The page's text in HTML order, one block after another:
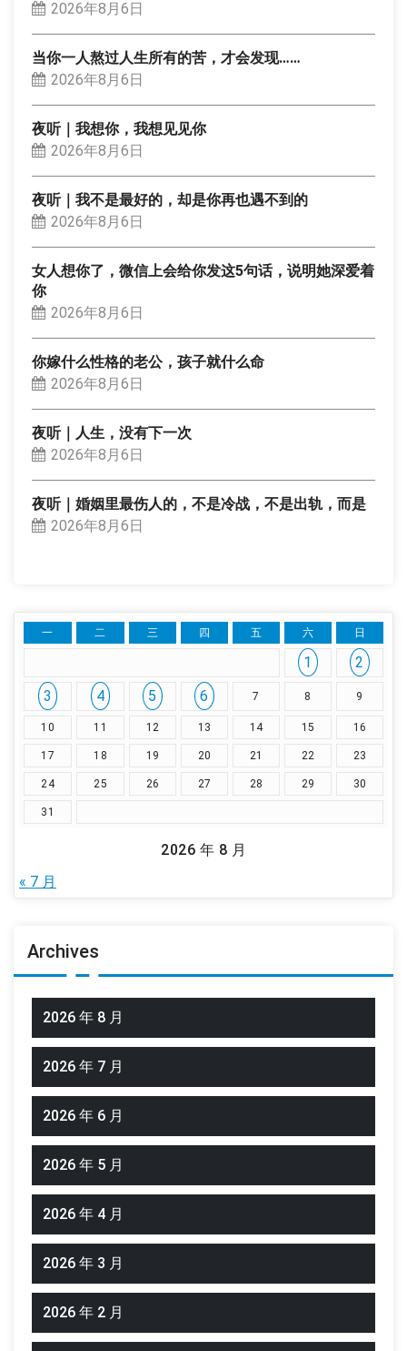
2026年8月6日
当你一人熬过人生所有的苦，才会发现……
2026年8月6日
夜听｜我想你，我想见见你
2026年8月6日
夜听｜我不是最好的，却是你再也遇不到的
2026年8月6日
女人想你了，微信上会给你发这5句话，说明她深爱着
你
2026年8月6日
你嫁什么性格的老公，孩子就什么命
2026年8月6日
夜听｜人生，没有下一次
2026年8月6日
夜听｜婚姻里最伤人的，不是冷战，不是出轨，而是
2026年8月6日
2026 年 8 月
一 二 三 四 五 六 日
1
2
3
4 5 6 7 8 9
10 11 12 13 14 15 16
17 18 19 20 21 22 23
24 25 26 27 28 29 30
31
« 7 月
Archives
2026 年 8 月
2026 年 7 月
2026 年 6 月
2026 年 5 月
2026 年 4 月
2026 年 3 月
2026 年 2 月